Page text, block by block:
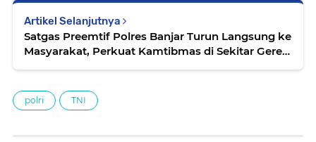
Artikel Selanjutnya
Satgas Preemtif Polres Banjar Turun Langsung ke
Masyarakat, Perkuat Kamtibmas di Sekitar Gereja
polri TNI